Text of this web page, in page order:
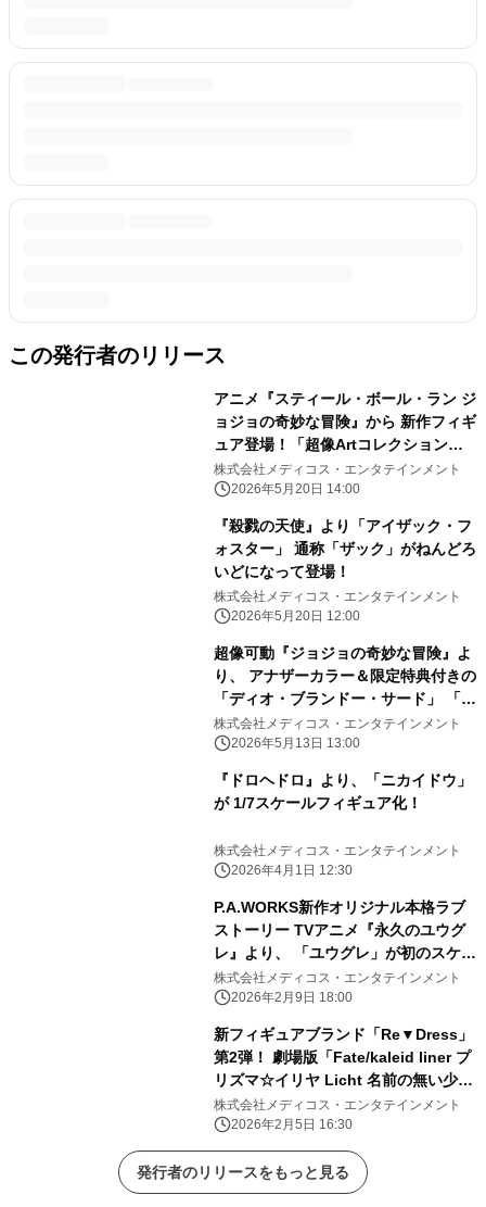
この発行者のリリース
アニメ『スティール・ボール・ラン ジ
ョジョの奇妙な冒険』から 新作フィギ
ュア登場！「超像Artコレクション」
より、 「ジャイロ・ツェペリ」＆愛馬
「ヴァルキリー」が大型スタチュー化
株式会社メディコス・エンタテインメント
2026年5月20日 14:00
『殺戮の天使』より「アイザック・フ
ォスター」 通称「ザック」がねんどろ
いどになって登場！
株式会社メディコス・エンタテインメント
2026年5月20日 12:00
超像可動『ジョジョの奇妙な冒険』よ
り、 アナザーカラー＆限定特典付きの
「ディオ・ブランドー・サード」 「デ
ィエゴ・ブランドー・サード」、クリ
アカラーの 「クレイジー・ダイヤモン
株式会社メディコス・エンタテインメント
2026年5月13日 13:00
『ドロヘドロ』より、「ニカイドウ」
が 1/7スケールフィギュア化！
株式会社メディコス・エンタテインメント
2026年4月1日 12:30
P.A.WORKS新作オリジナル本格ラブ
ストーリー TVアニメ『永久のユウグ
レ』より、 「ユウグレ」が初のスケー
ルフィギュア化！
株式会社メディコス・エンタテインメント
2026年2月9日 18:00
新フィギュアブランド「Re▼Dress」
第2弾！ 劇場版「Fate/kaleid liner プ
リズマ☆イリヤ Licht 名前の無い少
女」より、「イリヤ」が着脱可能な リ
アル布製衣装フィギュア
「Re▼Dress」にて、 ボリュームたっ
ぷり1/4スケールにてフィギュア化！
株式会社メディコス・エンタテインメント
2026年2月5日 16:30
発行者のリリースをもっと見る